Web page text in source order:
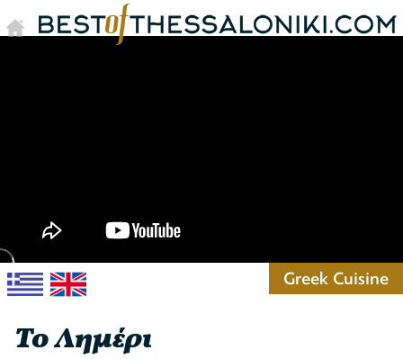
Greek Cuisine
Το Λημέρι